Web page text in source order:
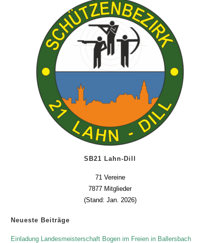
SB21 Lahn-Dill
71 Vereine
7877 Mitglieder
(Stand: Jan. 2026)
Neueste Beiträge
Einladung Landesmeisterschaft Bogen im Freien in Ballersbach